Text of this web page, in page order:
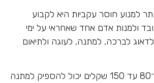
למנוע חוסר עקביות היא לקבוע
ולמנות אדם אחד שאחראי על ימי
לברכה, למתנה, לעוגה ולתיאום
תקציב קבוע של כ־80 עד 150 שקלים יכול להספיק למתנה